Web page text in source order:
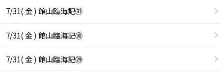
7/31( 金 ) 館山臨海記㉛
7/31( 金 ) 館山臨海記㉚
7/31( 金 ) 館山臨海記㉙